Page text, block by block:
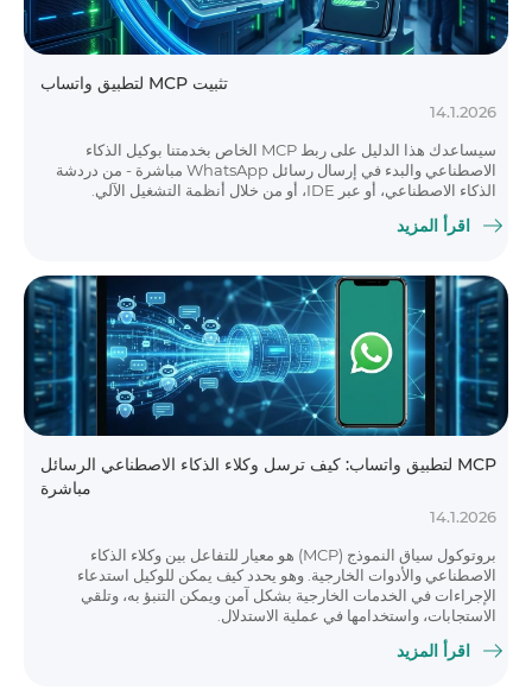
تثبيت MCP لتطبيق واتساب
14.1.2026
سيساعدك هذا الدليل على ربط MCP الخاص بخدمتنا بوكيل الذكاء
الاصطناعي والبدء في إرسال رسائل WhatsApp مباشرة - من دردشة
الذكاء الاصطناعي، أو عبر IDE، أو من خلال أنظمة التشغيل الآلي.
اقرأ المزيد
MCP لتطبيق واتساب: كيف ترسل وكلاء الذكاء الاصطناعي الرسائل
مباشرة
14.1.2026
بروتوكول سياق النموذج (MCP) هو معيار للتفاعل بين وكلاء الذكاء
الاصطناعي والأدوات الخارجية. وهو يحدد كيف يمكن للوكيل استدعاء
الإجراءات في الخدمات الخارجية بشكل آمن ويمكن التنبؤ به، وتلقي
الاستجابات، واستخدامها في عملية الاستدلال.
اقرأ المزيد